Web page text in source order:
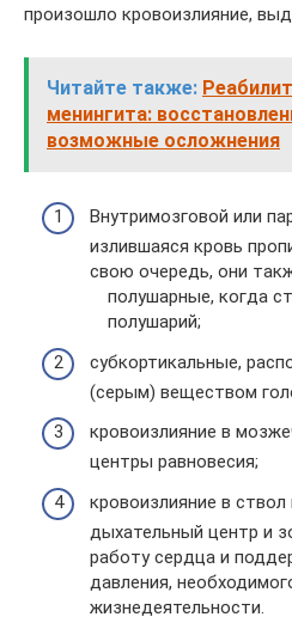
произошло кровоизлияние,
Читайте также:
менингита:
возможные осложнения
Внутримозговой или
излившаяся кровь
свою очередь, они
полушарные, когда
полушарий;
субкортикальные,
(серым) веществом
кровоизлияние в
центры равновесия;
кровоизлияние в
дыхательный центр и
работу сердца и
давления,
жизнедеятельности.